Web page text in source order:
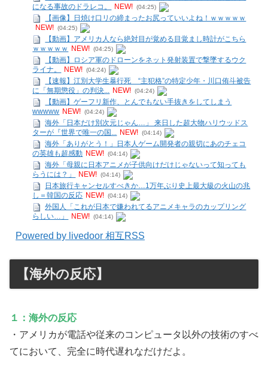
になる事故のドラレコ。
NEW! (04:25)
【画像】日焼け口リの締まったお尻っていいよね！ｗｗｗｗｗ
NEW! (04:25)
【動画】アメリカ人なら絶対目が覚める目覚まし時計がこちら
ｗｗｗｗｗ
NEW! (04:25)
【動画】ロシア軍のドローンをネット発射装置で撃墜するウク
ライナ。
NEW! (04:24)
【速報】江別大学生暴行死 “主犯格”の特定少年・川口侑斗被告
に「無期懲役」の判決... NEW! (04:24)
【動画】ゲーフリ新作、とんでもない手抜きをしてしまう
wwwww NEW! (04:24)
海外「日本だけ別次元じゃん…」 来日した超大物ハリウッドス
ターが『世界で唯一の国... NEW! (04:14)
海外「ありがとう！」日本人ゲーム開発者の親切にあのチェコ
の英雄も超感動 NEW! (04:14)
海外「母親に日本アニメが子供向けだけじゃないって知っても
らうには？」
NEW! (04:14)
日本旅行キャンセルすべきか…1万年ぶり史上最大級の火山の兆
し＝韓国の反応 NEW! (04:14)
外国人「これが日本で嫌われてるアニメキャラのカップリング
らしい…」
NEW! (04:14)
Powered by livedoor 相互RSS
【海外の反応】
１：海外の反応
・アメリカが電話や従来のコンピュータ以外の技術のすべ
てにおいて、完全に時代遅れなだけだよ。